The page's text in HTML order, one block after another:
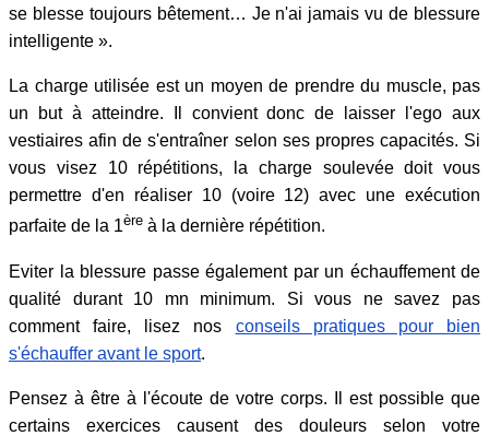
se blesse toujours bêtement… Je n'ai jamais vu de blessure
intelligente ».
La charge utilisée est un moyen de prendre du muscle, pas
un but à atteindre. Il convient donc de laisser l'ego aux
vestiaires afin de s'entraîner selon ses propres capacités. Si
vous visez 10 répétitions, la charge soulevée doit vous
permettre d'en réaliser 10 (voire 12) avec une exécution
parfaite de la 1ère à la dernière répétition.
Eviter la blessure passe également par un échauffement de
qualité durant 10 mn minimum. Si vous ne savez pas
comment faire, lisez nos conseils pratiques pour bien
s'échauffer avant le sport.
Pensez à être à l'écoute de votre corps. Il est possible que
certains exercices causent des douleurs selon votre